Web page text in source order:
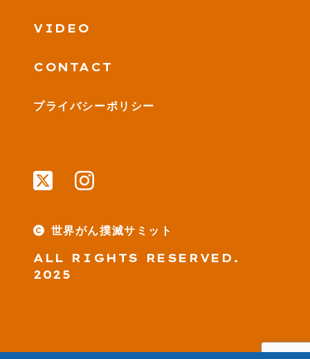
VIDEO
CONTACT
プライバシーポリシー
世界がん撲滅サミット
ALL RIGHTS RESERVED.
2025